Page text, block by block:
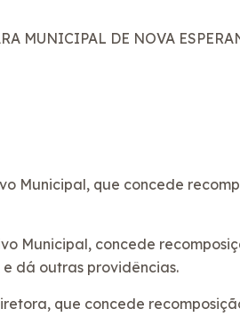
MUNICIPAL DE NOVA
Municipal, que concede
Municipal, concede
dá outras providências.
que concede